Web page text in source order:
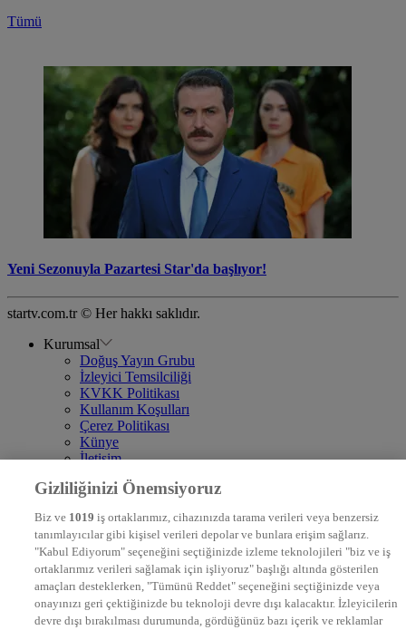
Tümü
Yeni Sezonuyla Pazartesi Star'da başlıyor!
startv.com.tr © Her hakkı saklıdır.
Kurumsal
Doğuş Yayın Grubu
İzleyici Temsilciliği
KVKK Politikası
Kullanım Koşulları
Çerez Politikası
Künye
İletişim
DYG Televizyonlar
STAR
EURO STAR
KRAL POP TV
DYG Radyolar
NTV RADYO
KRAL FM
KRAL POP
Gizliliğinizi Önemsiyoruz
Biz ve 1019 iş ortaklarımız, cihazınızda tarama verileri veya benzersiz
tanımlayıcılar gibi kişisel verileri depolar ve bunlara erişim sağlarız.
"Kabul Ediyorum" seçeneğini seçtiğinizde izleme teknolojileri "biz ve iş
ortaklarımız verileri sağlamak için işliyoruz" başlığı altında gösterilen
amaçları desteklerken, "Tümünü Reddet" seçeneğini seçtiğinizde veya
onayınızı geri çektiğinizde bu teknoloji devre dışı kalacaktır. İzleyicilerin
devre dışı bırakılması durumunda, gördüğünüz bazı içerik ve reklamlar